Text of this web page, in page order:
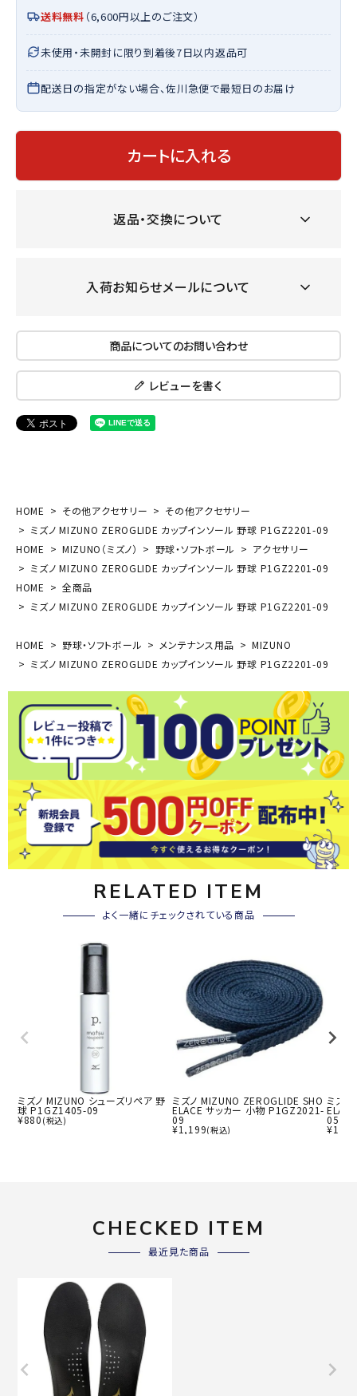
送料無料 （6,600円以上のご注文）
未使用・未開封に限り到着後7日以内返品可
配送日の指定がない場合、佐川急便で最短日のお届け
カートに入れる
返品・交換について
入荷お知らせメールについて
商品についてのお問い合わせ
レビューを書く
HOME その他アクセサリー
その他アクセサリー
ミズノ MIZUNO ZEROGLIDE カップインソール 野球 P1GZ2201-09
HOME
MIZUNO（ミズノ） 野球・ソフトボール
アクセサリー
ミズノ MIZUNO ZEROGLIDE カップインソール 野球 P1GZ2201-09
HOME
全商品
ミズノ MIZUNO ZEROGLIDE カップインソール 野球 P1GZ2201-09
HOME 野球・ソフトボール メンテナンス用品
MIZUNO
ミズノ MIZUNO ZEROGLIDE カップインソール 野球 P1GZ2201-09
RELATED ITEM
よく一緒にチェックされている商品
ミズノ MIZUNO シューズリペア 野
球 P1GZ1405-09
¥880 (税込)
ミズノ MIZUNO ZEROGLIDE SHO
ELACE サッカー 小物 P1GZ2021-
09
¥1,199(税込)
ミズ
05
¥
CHECKED ITEM
最近見た商品